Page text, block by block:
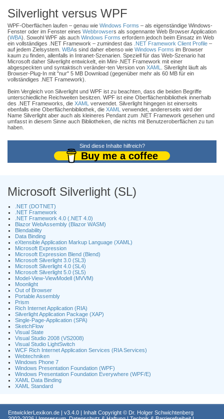
Silverlight versus WPF
WPF-Oberflächen laufen – genau wie Windows Forms – als eigenständige Windows-
Fenster oder im Fenster eines Webbrowsers als sogennante Web Browser Application
(WBA). Sowohl WPF als auch Windows Forms erfordern jedoch beim Einsatz im Web
ein vollständiges .NET Framework – zumindest das
.NET Framework Client Profile –
auf jedem Zielsystem. WBAs sind daher ebenso wie Windows Forms im Browser
kaum zu finden, allenfalls in Intranet-Szenarien. Speziell für das Web-Szenario hat
Microsoft daher Silverlight entwickelt, ein Mini-.NET Framework mit einer
abgespeckten und syntaktisch veränder-ten Version von XAML
. Silverlight läuft als
Browser-Plug-In mit "nur" 5 MB Download (gegenüber mehr als 60 MB für ein
vollständiges .NET Framework).
Beim Vergleich von Silverlight und WPF ist zu beachten, dass die beiden Begriffe
unterschiedliche Reichweiten besitzen. WPF ist eine Oberflächenbibliothek innerhalb
des .NET Frameworks, die XAML verwendet. Silverlight hingegen ist einerseits
ebenfalls eine Oberflächenbibliothek, die XAML verwendet, andererseits wird der
Name Silverlight aber auch als kleineres Pendant zum .NET Framework gesehen und
umfasst in diesem Sinne auch Bibliotheken, die nichts mit Benutzeroberflächen zu tun
haben.
Sind diese Inhalte hilfreich?
Buy me a coffee
Microsoft Silverlight (SL)
.NET (DOTNET)
.NET Framework
.NET Framework 4.0 (.NET 4.0)
Blazor WebAssembly (Blazor WASM)
Blendability
Data Binding
eXtensible Application Markup Language (XAML)
Microsoft Expression
Microsoft Expression Blend (Blend)
Microsoft Silverlight 3.0 (SL3)
Microsoft Silverlight 4.0 (SL4)
Microsoft Silverlight 5.0 (SL5)
Model-View-ViewModell (MVVM)
Moonlight
Out of Browser
Portable Assembly
Prism
Rich Internet Application (RIA)
Silverlight Application Package (XAP)
Single-Page-Application (SPA)
SketchFlow
Visual State
Visual Studio 2008 (VS2008)
Visual Studio LightSwitch
WCF Rich Internet Application Services (RIA Services)
Webtechniken
Windows Phone 7
Windows Presentation Foundation (WPF)
Windows Presentation Foundation Everywhere (WPF/E)
XAML Data Binding
XAML Standard
EntwicklerLexikon.de | v3.4.0 | Inhalt Copyright © Dr. Holger Schwichtenberg